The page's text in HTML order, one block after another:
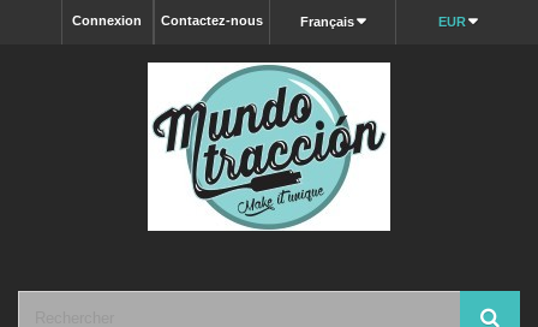
EUR
Français
Contactez-nous
Connexion